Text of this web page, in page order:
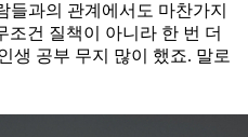
들과의 관계에서도 마찬가지
조건 질책이 아니라 한 번 더
생 공부 무지 많이 했죠. 말로